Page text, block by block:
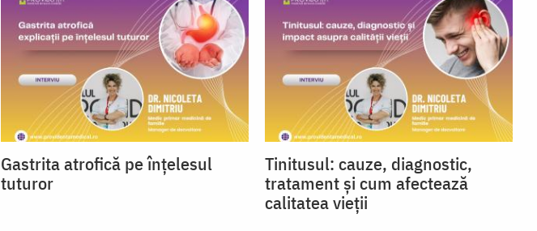
Gastrita atrofică pe înțelesul
tuturor
Tinitusul: cauze, diagnostic,
tratament și cum afectează
calitatea vieții